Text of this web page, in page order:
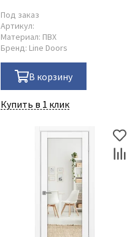
Под заказ
Артикул:
Материал: ПВХ
Бренд: Line Doors
В корзину
Купить в 1 клик